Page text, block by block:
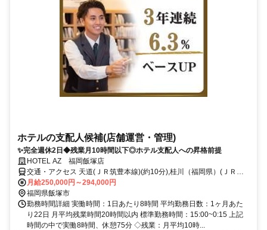
ホテルの支配人候補(店舗運営・管理)
✨完全週休2日◆残業月10時間以下◎ホテル支配人への昇格前提
HOTEL AZ 福岡飯塚店
交通・アクセス 天道(ＪＲ筑豊本線)(約10分),桂川（福岡県）(ＪＲ筑
豊本線〔原田線〕)北口(約27分),桂川（福岡県）(ＪＲ篠栗線〔福北ゆ
たか線〕)北口(約27分)
月給250,000円～294,000円
福岡県飯塚市
勤務時間詳細 実働時間：1日あたり8時間 平均勤務日数：1ヶ月あた
り22日 月平均残業時間20時間以内 標準勤務時間：15:00~0:15 上記
時間の中で実働8時間、休憩75分 ◇残業：月平均10時...